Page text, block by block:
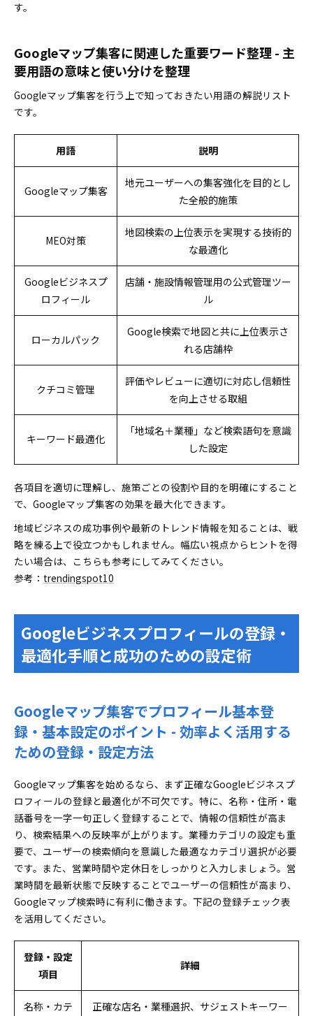
す。
Googleマップ集客に関連した重要ワード整理 - 主
要用語の意味と使い分けを整理
Googleマップ集客を行う上で知っておきたい用語の解説リスト
です。
用語 説明
Googleマップ集客
地元ユーザーへの集客強化を目的とし
た全般的施策
MEO対策
地図検索の上位表示を実現する技術的
な最適化
Googleビジネスプ
ロフィール
店舗・施設情報管理用の公式管理ツー
ル
ローカルパック
Google検索で地図と共に上位表示さ
れる店舗枠
クチコミ管理
評価やレビューに適切に対応し信頼性
を向上させる取組
キーワード最適化
「地域名＋業種」など検索語句を意識
した設定
各項目を適切に理解し、施策ごとの役割や目的を明確にすること
で、Googleマップ集客の効果を最大化できます。
地域ビジネスの成功事例や最新のトレンド情報を知ることは、戦
略を練る上で役立つかもしれません。幅広い視点からヒントを得
たい場合は、こちらも参考にしてみてください。
参考： trendingspot10
Googleビジネスプロフィールの登録・
最適化手順と成功のための設定術
Googleマップ集客でプロフィール基本登
録・基本設定のポイント - 効率よく活用する
ための登録・設定方法
Googleマップ集客を始めるなら、まず正確なGoogleビジネスプ
ロフィールの登録と最適化が不可欠です。特に、名称・住所・電
話番号を一字一句正しく登録することで、情報の信頼性が高ま
り、検索結果への反映率が上がります。業種カテゴリの設定も重
要で、ユーザーの検索傾向を意識した最適なカテゴリ選択が必要
です。また、営業時間や定休日をしっかりと入力しましょう。営
業時間を最新状態で反映することでユーザーの信頼性が高まり、
Googleマップ検索時に有利に働きます。下記の登録チェック表
を活用してください。
登録・設定
項目
詳細
名称・カテ
正確な店名・業種選択、サジェストキーワー